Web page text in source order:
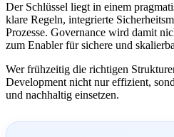
Der Schlüssel liegt in einem
klare Regeln, integrierte
Prozesse. Governance wird damit
zum Enabler für sichere und
Wer frühzeitig die richtigen
Development nicht nur effizient,
und nachhaltig einsetzen.